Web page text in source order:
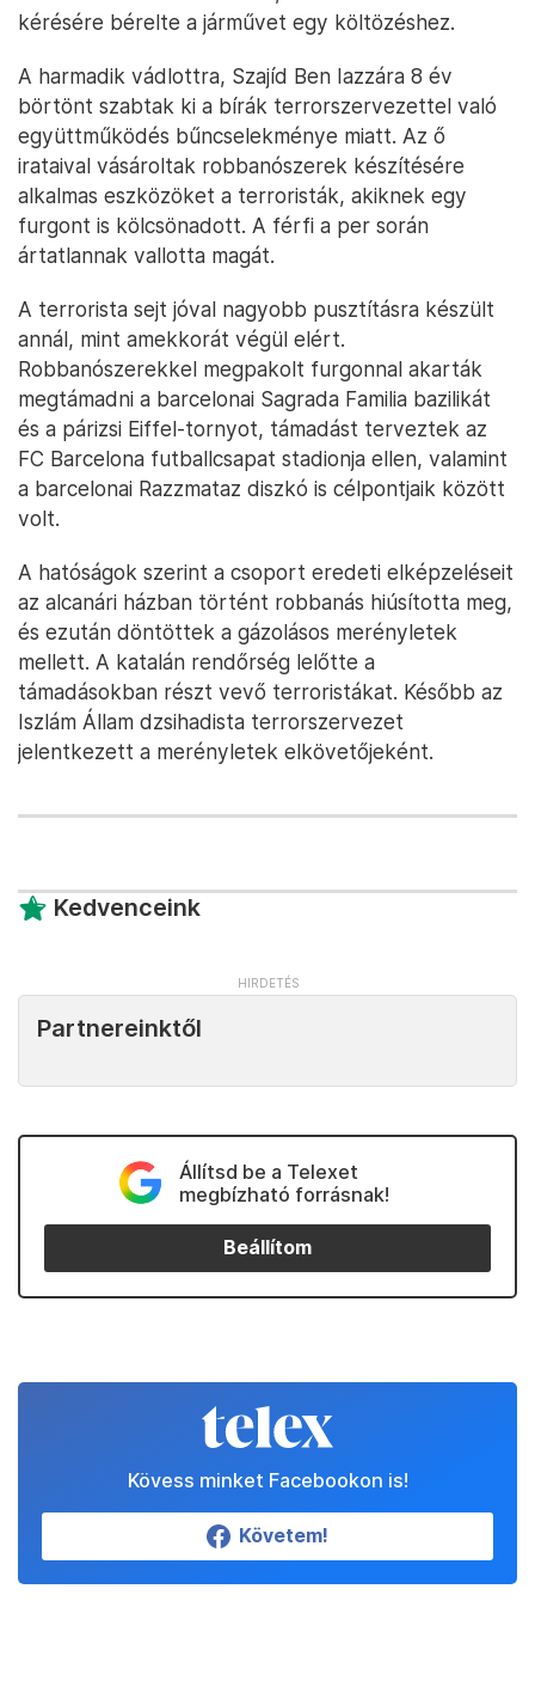
kérésére bérelte a járművet egy költözéshez.
A harmadik vádlottra, Szajíd Ben Iazzára 8 év
börtönt szabtak ki a bírák terrorszervezettel való
együttműködés bűncselekménye miatt. Az ő
irataival vásároltak robbanószerek készítésére
alkalmas eszközöket a terroristák, akiknek egy
furgont is kölcsönadott. A férfi a per során
ártatlannak vallotta magát.
A terrorista sejt jóval nagyobb pusztításra készült
annál, mint amekkorát végül elért.
Robbanószerekkel megpakolt furgonnal akarták
megtámadni a barcelonai Sagrada Familia bazilikát
és a párizsi Eiffel-tornyot, támadást terveztek az
FC Barcelona futballcsapat stadionja ellen, valamint
a barcelonai Razzmataz diszkó is célpontjaik között
volt.
A hatóságok szerint a csoport eredeti elképzeléseit
az alcanári házban történt robbanás hiúsította meg,
és ezután döntöttek a gázolásos merényletek
mellett. A katalán rendőrség lelőtte a
támadásokban részt vevő terroristákat. Később az
Iszlám Állam dzsihadista terrorszervezet
jelentkezett a merényletek elkövetőjeként.
Kedvenceink
Partnereinktől
Állítsd be a Telexet
megbízható forrásnak!
Beállítom
Kövess minket Facebookon is!
Követem!